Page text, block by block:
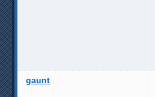
gaunt